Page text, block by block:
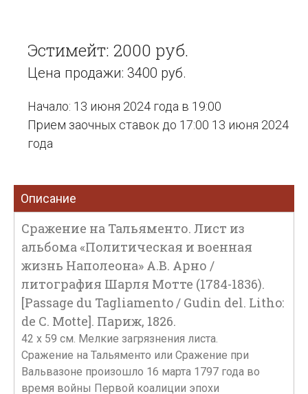
Эстимейт: 2000 руб.
Цена продажи: 3400 руб.
Начало: 13 июня 2024 года в 19:00
Прием заочных ставок до 17:00 13 июня 2024
года
Описание
Сражение на Тальяменто. Лист из
альбома «Политическая и военная
жизнь Наполеона» А.В. Арно /
литография Шарля Мотте (1784-1836).
[Passage du Tagliamento / Gudin del. Litho:
de C. Motte]. Париж, 1826.
42 х 59 см. Мелкие загрязнения листа.
Сражение на Тальяменто или Сражение при
Вальвазоне произошло 16 марта 1797 года во
время войны Первой коалиции эпохи